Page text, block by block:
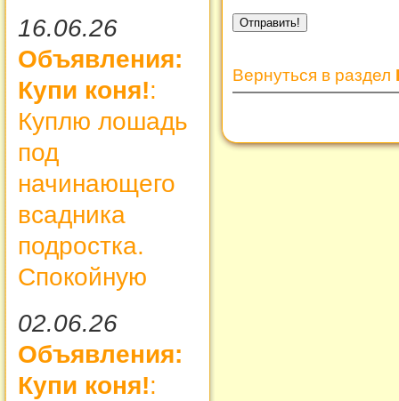
16.06.26
Объявления:
Купи коня!:
Куплю лошадь
под
начинающего
всадника
подростка.
Спокойную
02.06.26
Объявления:
Купи коня!:
Вернуться в раздел